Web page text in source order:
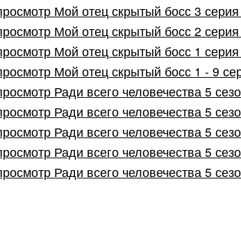
Мой отец скрытый босс 3
Мой отец скрытый босс 2
Мой отец скрытый босс 1
Мой отец скрытый босс 1 - 9
Ради всего человечества 5
Ради всего человечества 5
Ради всего человечества 5
Ради всего человечества 5
Ради всего человечества 5